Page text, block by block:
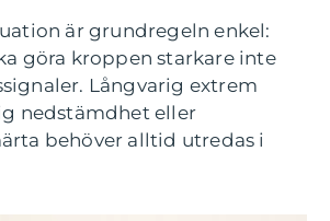
är grundregeln enkel:
göra kroppen starkare inte
Långvarig extrem
nedstämdhet eller
behöver alltid utredas i